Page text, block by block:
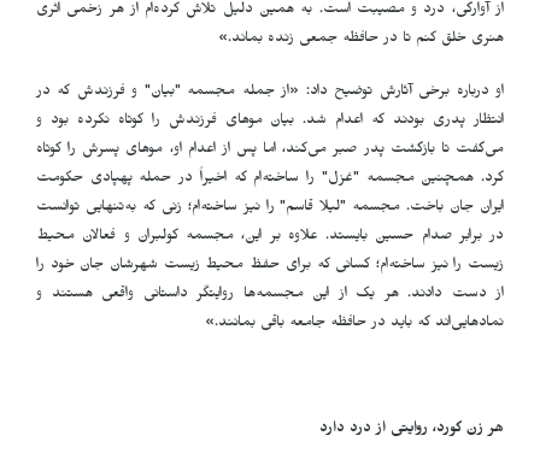
از آوارگی، درد و مصیبت است. به همین دلیل تلاش کرده‌ام از هر زخمی اثری
هنری خلق کنم تا در حافظه جمعی زنده بماند.
»
او درباره برخی آثارش توضیح داد: «از جمله مجسمه "بیان" و فرزندش که در
انتظار پدری بودند که اعدام شد. بیان موهای فرزندش را کوتاه نکرده بود و
می‌گفت تا بازگشت پدر صبر می‌کند، اما پس از اعدام او، موهای پسرش را کوتاه
کرد. همچنین مجسمه "غزل" را ساخته‌ام که اخیراً در حمله پهپادی حکومت
ایران جان باخت. مجسمه "لیلا قاسم" را نیز ساخته‌ام؛ زنی که به‌تنهایی توانست
در برابر صدام حسین بایستد. علاوه بر این، مجسمه کولبران و فعالان محیط
زیست را نیز ساخته‌ام؛ کسانی که برای حفظ محیط زیست شهرشان جان خود را
از دست دادند. هر یک از این مجسمه‌ها روایتگر داستانی واقعی هستند و
نمادهایی‌اند که باید در حافظه جامعه باقی بمانند.
»
هر زن کورد، روایتی از درد دارد